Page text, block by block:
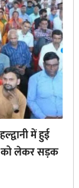
में हुई
को लेकर सड़क